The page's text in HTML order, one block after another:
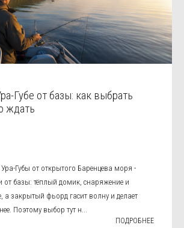
Губе от базы: как выбрать
ждать
Ура-Губы от открытого Баренцева моря -
базы: тёплый домик, снаряжение и
а закрытый фьорд гасит волну и делает
Поэтому выбор тут н...
ПОДРОБНЕЕ